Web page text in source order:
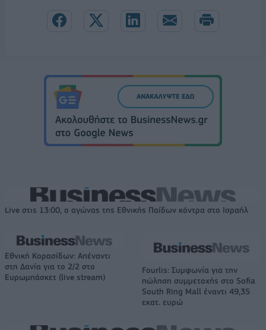
Live στις 13:00, ο αγώνας της Εθνικής Παίδων κόντρα στο Ισραήλ
Εθνική Κορασίδων: Απέναντι
στη Δανία για το 2/2 στο
Ευρωμπάσκετ (live stream)
Fourlis: Συμφωνία για την
πώληση συμμετοχής στο Sofia
South Ring Mall έναντι 49,35
εκατ. ευρώ